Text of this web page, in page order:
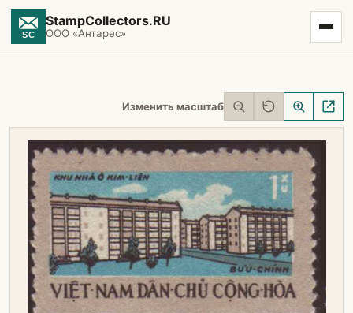
StampCollectors.RU
ООО «Антарес»
Изменить масштаб